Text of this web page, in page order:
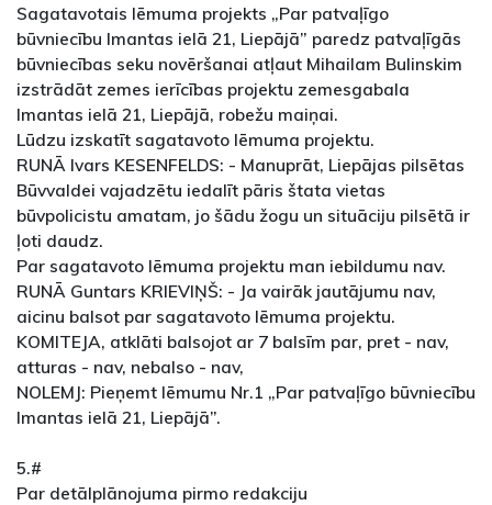
Sagatavotais lēmuma projekts „Par patvaļīgo
būvniecību Imantas ielā 21, Liepājā” paredz patvaļīgās
būvniecības seku novēršanai atļaut Mihailam Bulinskim
izstrādāt zemes ierīcības projektu zemesgabala
Imantas ielā 21, Liepājā, robežu maiņai.
Lūdzu izskatīt sagatavoto lēmuma projektu.
RUNĀ Ivars KESENFELDS: - Manuprāt, Liepājas pilsētas
Būvvaldei vajadzētu iedalīt pāris štata vietas
būvpolicistu amatam, jo šādu žogu un situāciju pilsētā ir
ļoti daudz.
Par sagatavoto lēmuma projektu man iebildumu nav.
RUNĀ Guntars KRIEVIŅŠ: - Ja vairāk jautājumu nav,
aicinu balsot par sagatavoto lēmuma projektu.
KOMITEJA, atklāti balsojot ar 7 balsīm par, pret - nav,
atturas - nav, nebalso - nav,
NOLEMJ: Pieņemt lēmumu Nr.1 „Par patvaļīgo būvniecību
Imantas ielā 21, Liepājā”.
5.#
Par detālplānojuma pirmo redakciju